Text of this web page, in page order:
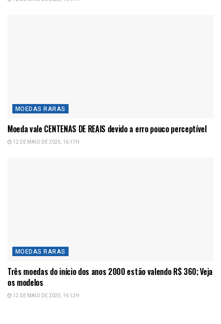
MOEDAS RARAS
Moeda vale CENTENAS DE REAIS devido a erro pouco perceptível
12 DE MAIO DE 2025, 16:17H
MOEDAS RARAS
Três moedas do início dos anos 2000 estão valendo R$ 360; Veja
os modelos
12 DE MAIO DE 2025, 16:12H